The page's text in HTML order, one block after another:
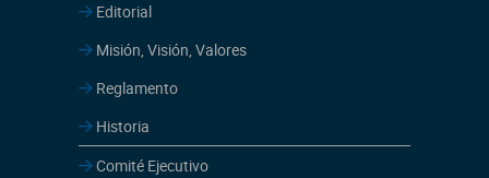
Editorial
Misión, Visión, Valores
Reglamento
Historia
Comité Ejecutivo